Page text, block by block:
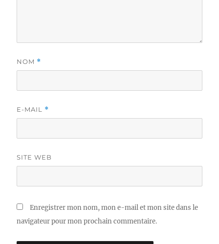
NOM *
E-MAIL *
SITE WEB
Enregistrer mon nom, mon e-mail et mon site dans le
navigateur pour mon prochain commentaire.